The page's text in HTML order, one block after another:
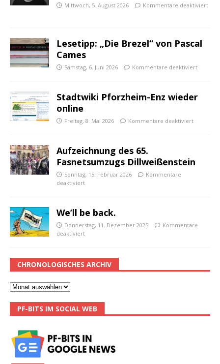
Mittwoch, 5. August 2026 Kommentare deaktiviert
Lesetipp: „Die Brezel“ von Pascal
Cames
Samstag, 6. Juni 2026 Kommentare deaktiviert
Stadtwiki Pforzheim-Enz wieder
online
Freitag, 8. Mai 2026 Kommentare deaktiviert
Aufzeichnung des 65.
Fasnetsumzugs Dillweißenstein
Sonntag, 15. Februar 2026
Kommentare
deaktiviert
We’ll be back.
Donnerstag, 11. Dezember 2025
Kommentare
deaktiviert
CHRONOLOGISCHES ARCHIV
PF-BITS IM SOCIAL WEB